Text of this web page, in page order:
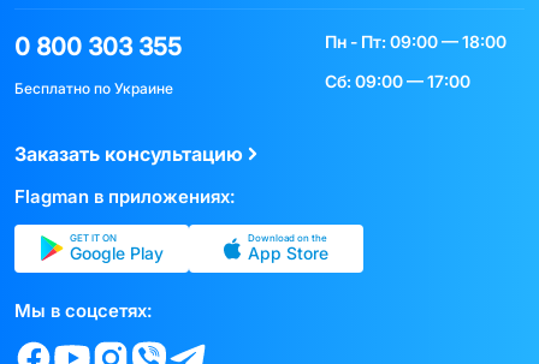
0 800 303 355
Бесплатно по Украине
Пн - Пт: 09:00 — 18:00
Сб: 09:00 — 17:00
Заказать консультацию
Flagman в приложениях:
GET IT ON
Google Play
Download on the
App Store
Мы в соцсетях: